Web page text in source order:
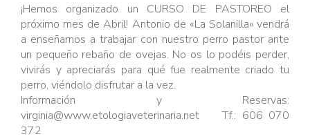
¡Hemos organizado un CURSO DE PASTOREO el
próximo mes de Abril! Antonio de «La Solanilla» vendrá
a enseñarnos a trabajar con nuestro perro pastor ante
un pequeño rebaño de ovejas. No os lo podéis perder,
vivirás y apreciarás para qué fue realmente criado tu
perro, viéndolo disfrutar a la vez.
Información y Reservas:
virginia@www.etologiaveterinaria.net Tf.: 606 070
372